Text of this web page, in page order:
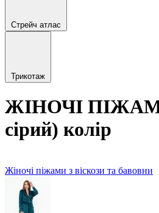
Стрейч атлас
Трикотаж
ЖІНОЧІ
сірий) колір
Жіночі піжами з віскози та бавовни